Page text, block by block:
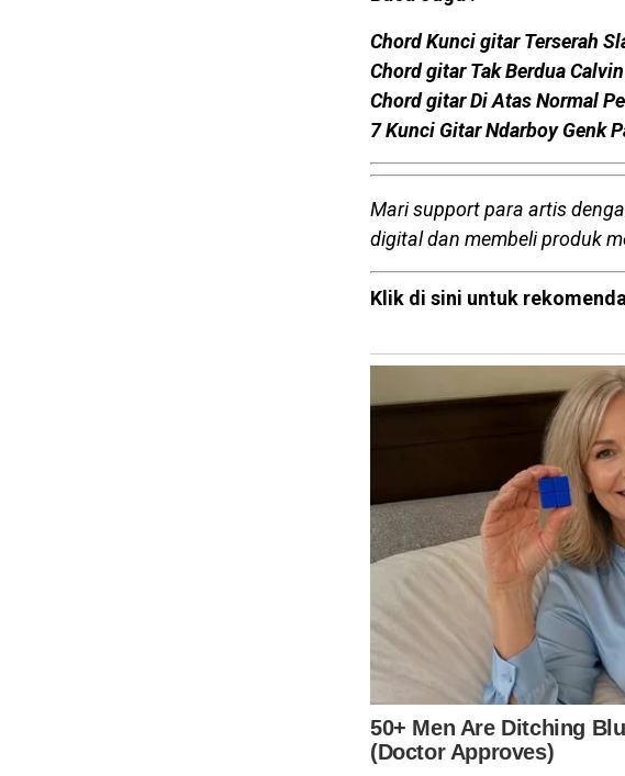
Chord Kunci gitar Terserah
Chord gitar Tak Berdua
Chord gitar Di Atas Normal
7 Kunci Gitar Ndarboy Genk
Mari support para artis
digital dan membeli produk
Klik di sini untuk